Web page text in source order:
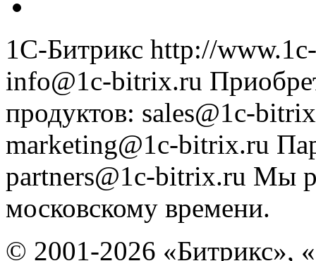
1С-Битрикс http://
info@1c-bitrix.ru
продуктов: sales@1c-
marketing@1c-bitrix.ru
partners@1c-bitrix.ru Мы
московскому времени.
© 2001-2026 «Битрикс»,